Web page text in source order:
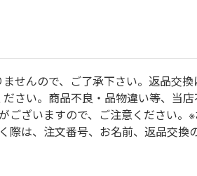
せんので、ご了承下さい。返品交
さい。商品不良・品物違い等、当
ざいますので、ご注意ください
際は、注文番号、お名前、返品交換